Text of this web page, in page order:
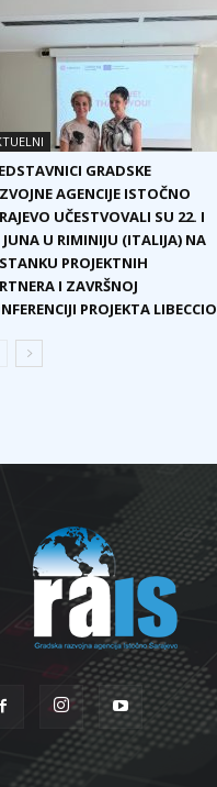
GRADSKE
AGENCIJE ISTOČNO
UČESTVOVALI SU 22. I
JUNA U RIMINIJU (ITALIJA) NA
PROJEKTNIH
I ZAVRŠNOJ
PROJEKTA LIBECCIO